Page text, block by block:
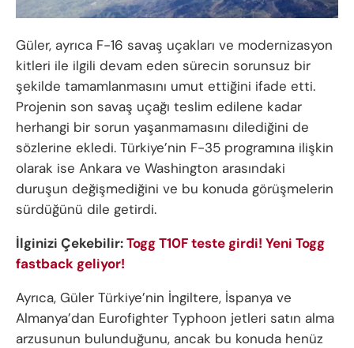
Güler, ayrıca F-16 savaş uçakları ve modernizasyon
kitleri ile ilgili devam eden sürecin sorunsuz bir
şekilde tamamlanmasını umut ettiğini ifade etti.
Projenin son savaş uçağı teslim edilene kadar
herhangi bir sorun yaşanmamasını dilediğini de
sözlerine ekledi. Türkiye’nin F-35 programına ilişkin
olarak ise Ankara ve Washington arasındaki
duruşun değişmediğini ve bu konuda görüşmelerin
sürdüğünü dile getirdi.
İlginizi Çekebilir:Togg T10F teste girdi! Yeni Togg
fastback geliyor!
Ayrıca, Güler Türkiye’nin İngiltere, İspanya ve
Almanya’dan Eurofighter Typhoon jetleri satın alma
arzusunun bulunduğunu, ancak bu konuda henüz